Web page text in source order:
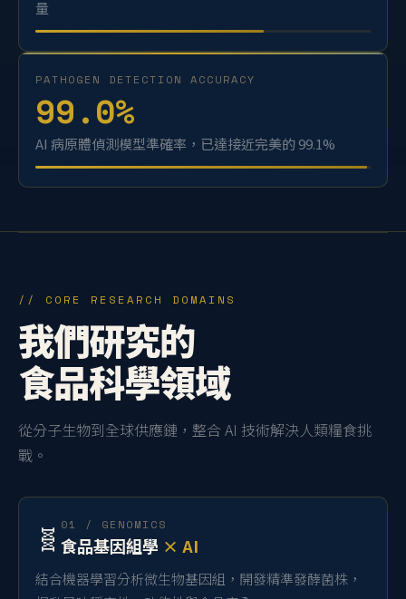
量
PATHOGEN DETECTION ACCURACY
99.0%
AI 病原體偵測模型準確率，已達接近完美的 99.1%
// CORE RESEARCH DOMAINS
我們研究的
食品科學領域
從分子生物到全球供應鏈，整合 AI 技術解決人類糧食挑
戰。
🧬 01 / GENOMICS
食品基因組學 × AI
結合機器學習分析微生物基因組，開發精準發酵菌株，